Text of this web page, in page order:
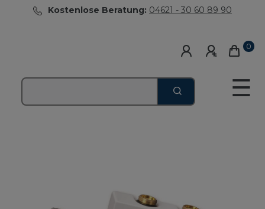
Kostenlose Beratung: 04621 - 30 60 89 90
0
☰